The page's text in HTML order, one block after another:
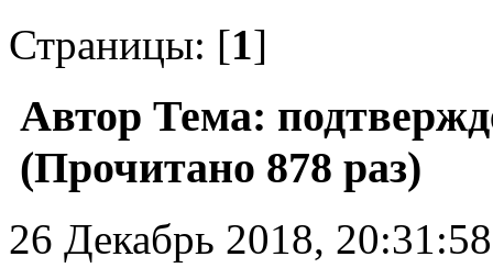
Страницы: [1]
Автор Тема:
(Прочитано 878 раз)
26 Декабрь 2018, 20:31:58